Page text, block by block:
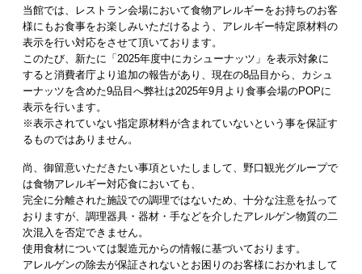
当館では、レストラン会場において食物アレルギーをお持ちのお客
様にもお食事をお楽しみいただけるよう、アレルギー特定原材料の
表示を行い対応をさせて頂いております。
このたび、新たに「2025年度中にカシューナッツ」を表示対象に
すると消費者庁より追加の報告があり、現在の8品目から、カシュ
ーナッツを含めた9品目へ弊社は2025年9月より食事会場のPOPに
表示を行います。
※表示されていない指定原材料が含まれていないという事を保証す
るものではありません。
尚、御留意いただきたい事項といたしまして、野口観光グループで
は食物アレルギー対応食においても、
完全に分離された施設での調理ではないため、十分な注意を払って
おりますが、調理器具・器材・手などを介したアレルゲン物質の二
次混入を否定できません。
使用食材については製造元からの情報に基づいております。
アレルゲンの除去が保証されないとお困りのお客様におかれまして